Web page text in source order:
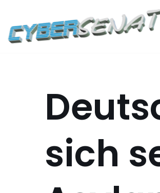
Zum
Inhalt
sich